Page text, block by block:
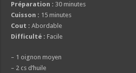
Préparation : 30 minutes
Cuisson : 15 minutes
Cout : Abordable
Difficulté : Facile
– 1 oignon moyen
– 2 cs d’huile